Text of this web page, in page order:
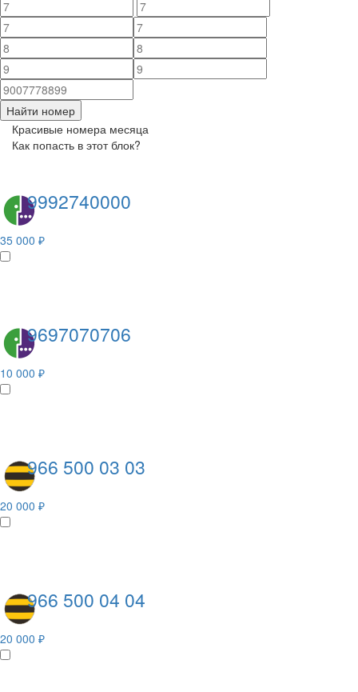
Найти номер
Красивые номера месяца
Как попасть в этот блок?
9992740000
35 000 ₽
9697070706
10 000 ₽
966 500 03 03
20 000 ₽
966 500 04 04
20 000 ₽